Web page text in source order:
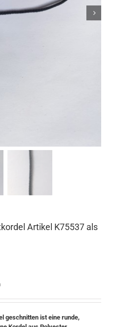
Artikel K75537 als
geschnitten ist eine runde,